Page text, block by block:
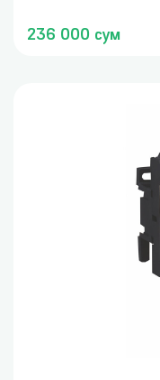
236 000 сум